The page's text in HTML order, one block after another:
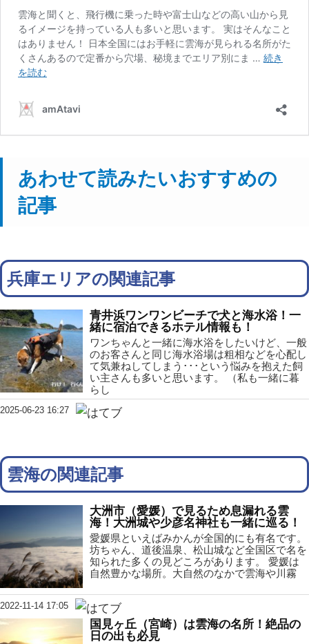
あわせて読みたいおすすめの
記事
兵庫エリアの関連記事
青井浜ワンワンビーチで犬と海水浴！一
緒に宿泊できるホテル情報も！
ワンちゃんと一緒に海水浴をしたいけど、一般
のお客さんと同じ海水浴場は粗相などを心配し
て気兼ねしてしまう･･･という悩みを抱えた飼
い主さんも多いと思います。 （私も一緒に暮
らし
2025-06-23 16:27
雲海の関連記事
大洲市（愛媛）で見るため息漏れる雲
海！大洲城や少彦名神社も一緒に巡る！
愛媛県といえばみかんが全国的にも有名です。
坊ちゃん、道後温泉、松山城など全国区で名を
知られた多くの見どころがあります。 愛媛は
自然豊かな場所。大自然のなかで雲海や川霧
2022-11-14 17:05
国見ヶ丘（宮崎）は雲海の名所！絶品の
日の出も必見